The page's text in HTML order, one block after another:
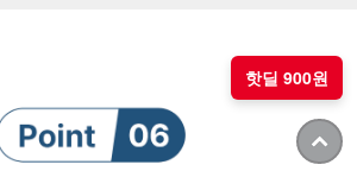
핫딜 900원